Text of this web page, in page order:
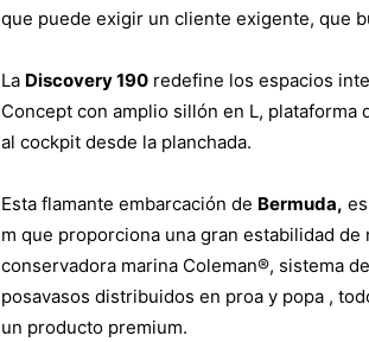
que puede exigir un cliente exigente, que
La Discovery 190 redefine los espacios
Concept con amplio sillón en L,
al cockpit desde la planchada.
Esta flamante embarcación de Bermuda,
m que proporciona una gran estabilidad
conservadora marina Coleman®, sistema
posavasos distribuidos en proa y popa ,
un producto premium.